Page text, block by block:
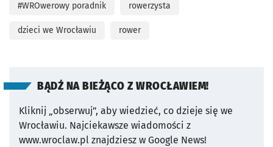
#WROwerowy poradnik rowerzysta
dzieci we Wrocławiu rower
BĄDŹ NA BIEŻĄCO Z WROCŁAWIEM!
Kliknij „obserwuj”, aby wiedzieć, co dzieje się we
Wrocławiu. Najciekawsze wiadomości z
www.wroclaw.pl znajdziesz w Google News!